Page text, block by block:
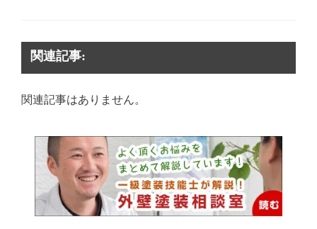
関連記事:
関連記事はありません。